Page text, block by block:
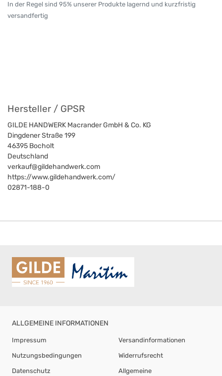
In der Regel sind 95% unserer Produkte lagernd und kurzfristig
versandfertig
Hersteller / GPSR
GILDE HANDWERK Macrander GmbH & Co. KG
Dingdener Straße 199
46395 Bocholt
Deutschland
verkauf@gildehandwerk.com
https://www.gildehandwerk.com/
02871-188-0
ALLGEMEINE INFORMATIONEN
Impressum
Nutzungsbedingungen
Datenschutz
Versandinformationen
Widerrufsrecht
Allgemeine